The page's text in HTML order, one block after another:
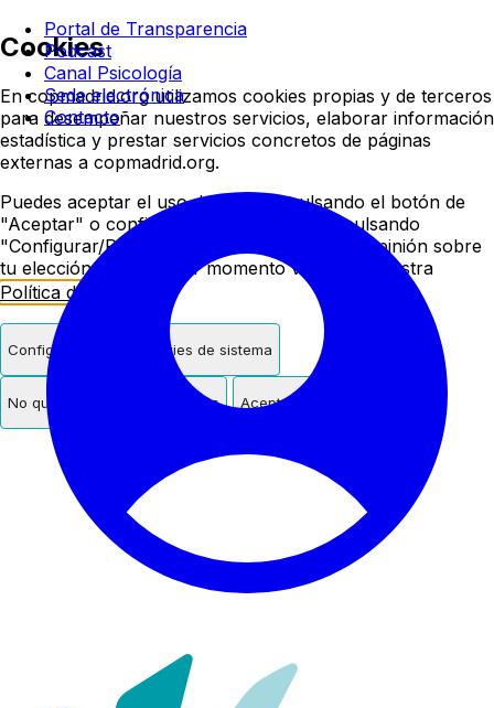
Cookies
En copmadrid.org utilizamos cookies propias y de terceros
para desempeñar nuestros servicios, elaborar información
estadística y prestar servicios concretos de páginas
externas a copmadrid.org.
Puedes aceptar el uso de cookies pulsando el botón de
"Aceptar" o configurar/rechazar su uso pulsando
"Configurar/Rechazar". Podrás cambiar de opinión sobre
tu elección en cualquier momento visitando nuestra
Política de Cookies
Configurar Solo cookies de sistema
No quiero cookies de terceros Aceptar cookies
Colegio oficial de
Portal de Transparencia
Podcast
Canal Psicología
Sede electrónica
Contacto